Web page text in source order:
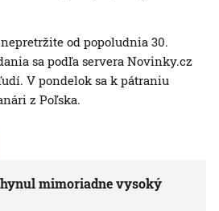
od popoludnia 30.
sa podľa servera Novinky.cz
V pondelok sa k pátraniu
z Poľska.
mimoriadne vysoký